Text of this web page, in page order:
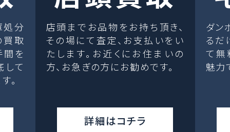
処分
取
間を
して
。
店頭までお品物をお持ち頂き、
その場にて査定、お支払いをい
たします。お近くにお住まいの
方、お急ぎの方にお勧めです。
詳細はコチラ
ダン
るだ
て無
魅力